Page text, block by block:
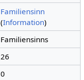
Familiensinn
(Information)
Familiensinns
26
0